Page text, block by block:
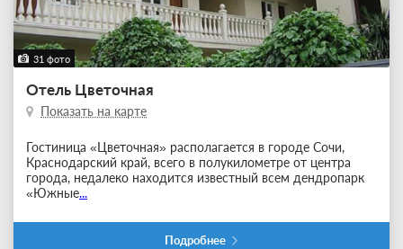
31 фото
Отель Цветочная
Показать на карте
Гостиница «Цветочная» располагается в городе Сочи,
Краснодарский край, всего в полукилометре от центра
города, недалеко находится известный всем дендропарк
«Южные...
Подробнее